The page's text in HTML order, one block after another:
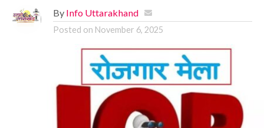
By Info Uttarakhand
Posted on November 6, 2025